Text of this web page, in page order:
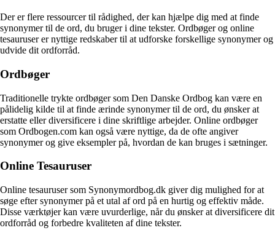
Der er flere ressourcer til rådighed, der kan hjælpe dig med at finde
synonymer til de ord, du bruger i dine tekster. Ordbøger og online
tesauruser er nyttige redskaber til at udforske forskellige synonymer og
udvide dit ordforråd.
Ordbøger
Traditionelle trykte ordbøger som Den Danske Ordbog kan være en
pålidelig kilde til at finde ærinde synonymer til de ord, du ønsker at
erstatte eller diversificere i dine skriftlige arbejder. Online ordbøger
som Ordbogen.com kan også være nyttige, da de ofte angiver
synonymer og give eksempler på, hvordan de kan bruges i sætninger.
Online Tesauruser
Online tesauruser som Synonymordbog.dk giver dig mulighed for at
søge efter synonymer på et utal af ord på en hurtig og effektiv måde.
Disse værktøjer kan være uvurderlige, når du ønsker at diversificere dit
ordforråd og forbedre kvaliteten af dine tekster.